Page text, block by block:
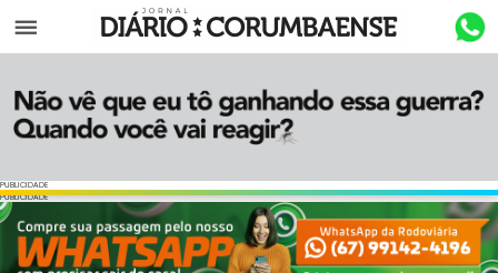
Menu
PUBLICIDADE
PUBLICIDADE